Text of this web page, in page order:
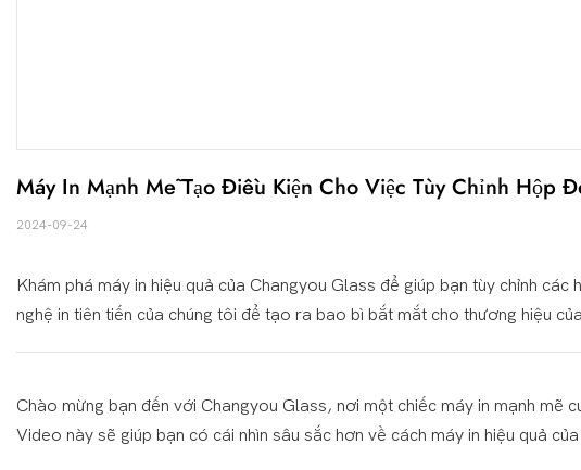
Máy In Mạnh Mẽ Tạo Điều Kiện Cho Việc Tùy Chỉnh Hộp
2024-09-24
Khám phá máy in hiệu quả của Changyou Glass để giúp bạn tùy chỉnh
nghệ in tiên tiến của chúng tôi để tạo ra bao bì bắt mắt cho thương hiệu
Chào mừng bạn đến với Changyou Glass, nơi một chiếc máy in mạnh mẽ
Video này sẽ giúp bạn có cái nhìn sâu sắc hơn về cách máy in hiệu quả